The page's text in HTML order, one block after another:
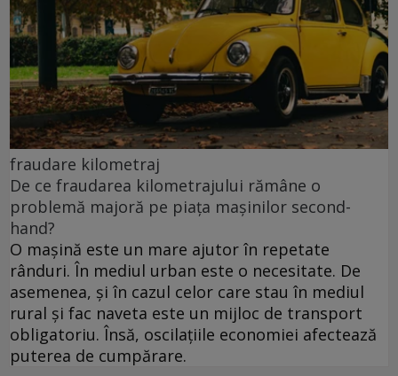
fraudare kilometraj
De ce fraudarea kilometrajului rămâne o
problemă majoră pe piața mașinilor second-
hand?
O mașină este un mare ajutor în repetate
rânduri. În mediul urban este o necesitate. De
asemenea, și în cazul celor care stau în mediul
rural și fac naveta este un mijloc de transport
obligatoriu. Însă, oscilațiile economiei afectează
puterea de cumpărare.